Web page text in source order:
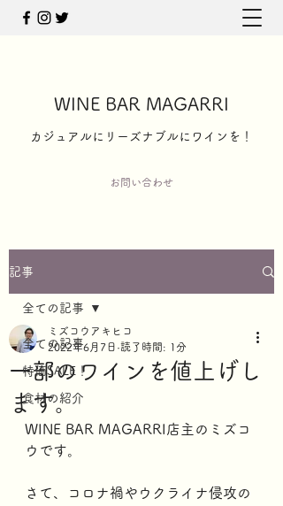
WINE BAR MAGARRI
​カジュアルにリーズナブルにワインを！
お問い合わせ
記事
全ての記事
特価SALE！
食材の紹介
全ての記事
一部のワインを値上げし
ます。
ミズコウアキヒコ
2022年6月7日 読了時間: 1分
WINE BAR MAGARRI店主のミズコ
ウです。
さて、コロナ禍やウクライナ侵攻の